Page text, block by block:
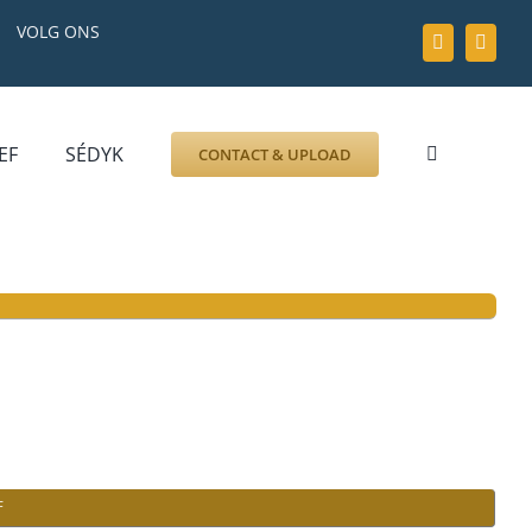
VOLG ONS
SÉDYK CONTACT & UPLOAD